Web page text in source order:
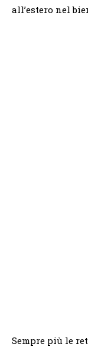
all’estero nel
Sempre più le